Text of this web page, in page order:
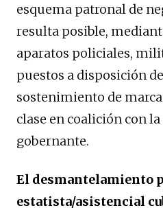
esquema patronal de
resulta posible,
aparatos policiales,
puestos a disposición
sostenimiento de
clase en coalición con
gobernante.
El desmantelamiento
estatista/asistencial